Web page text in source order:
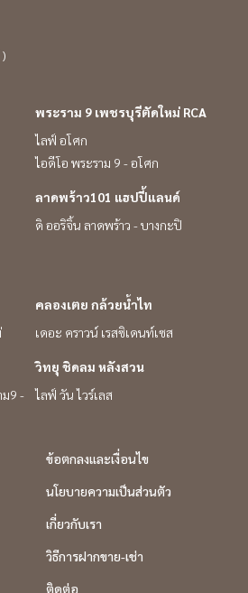
พระราม 9 เพชรบุรีตัดใหม่ RCA
ไลฟ์ อโศก
ไอดีโอ พระราม 9 - อโศก
ลาดพร้าว101 แฮปปี้แลนด์
ดิ ออริจิ้น ลาดพร้าว - บางกะปิ
คลองเตย กล้วยน้ำไท
เดอะ คราวน์ เรสซิเดนท์เซส
ม9 -
วิทยุ ชิดลม หลังสวน
ไลฟ์ วัน ไวร์เลส
ข้อตกลงและเงื่อนไข
นโยบายความเป็นส่วนตัว
เกี่ยวกับเรา
วิธีการฝากขาย-เช่า
ติดต่อ